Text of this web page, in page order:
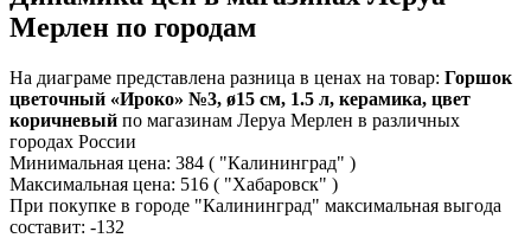
Мерлен по городам
На диаграме представлена разница в ценах на товар: Горшок
цветочный «Ироко» №3, ø15 см, 1.5 л, керамика, цвет
коричневый по магазинам Леруа Мерлен в различных
городах России
Минимальная цена: 384 ( "Калининград" )
Максимальная цена: 516 ( "Хабаровск" )
При покупке в городе "Калининград" максимальная выгода
составит: -132